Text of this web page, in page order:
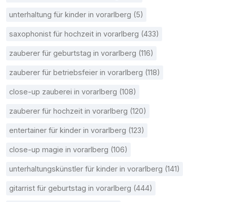
unterhaltung für kinder in vorarlberg (5)
saxophonist für hochzeit in vorarlberg (433)
zauberer für geburtstag in vorarlberg (116)
zauberer für betriebsfeier in vorarlberg (118)
close-up zauberei in vorarlberg (108)
zauberer für hochzeit in vorarlberg (120)
entertainer für kinder in vorarlberg (123)
close-up magie in vorarlberg (106)
unterhaltungskünstler für kinder in vorarlberg (141)
gitarrist für geburtstag in vorarlberg (444)